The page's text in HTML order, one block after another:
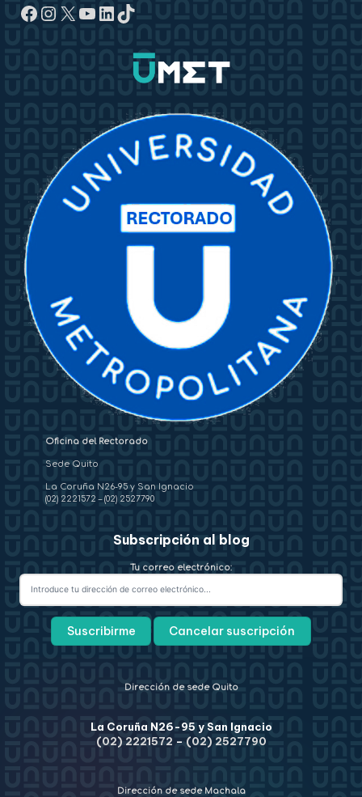
Facebook
Instagram
X YouTube
LinkedIn
TikTok
Oficina del Rectorado
Sede Quito
La Coruña N26-95 y San Ignacio
(02) 2221572 –(02) 2527790
Subscripción al blog
Tu correo electrónico:
Dirección de sede Quito
La Coruña N26-95 y San Ignacio
(02) 2221572 – (02) 2527790
Dirección de sede Machala